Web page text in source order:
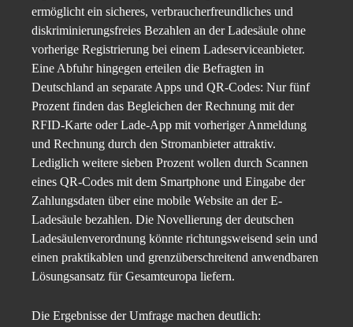
ermöglicht ein sicheres, verbraucherfreundliches und
diskriminierungsfreies Bezahlen an der Ladesäule ohne
vorherige Registrierung bei einem Ladeserviceanbieter.
Eine Abfuhr hingegen erteilen die Befragten in
Deutschland an separate Apps und QR-Codes: Nur fünf
Prozent finden das Begleichen der Rechnung mit der
RFID-Karte oder Lade-App mit vorheriger Anmeldung
und Rechnung durch den Stromanbieter attraktiv.
Lediglich weitere sieben Prozent wollen durch Scannen
eines QR-Codes mit dem Smartphone und Eingabe der
Zahlungsdaten über eine mobile Website an der E-
Ladesäule bezahlen. Die Novellierung der deutschen
Ladesäulenverordnung könnte richtungsweisend sein und
einen praktikablen und grenzüberschreitend anwendbaren
Lösungsansatz für Gesamteuropa liefern.
Die Ergebnisse der Umfrage machen deutlich: